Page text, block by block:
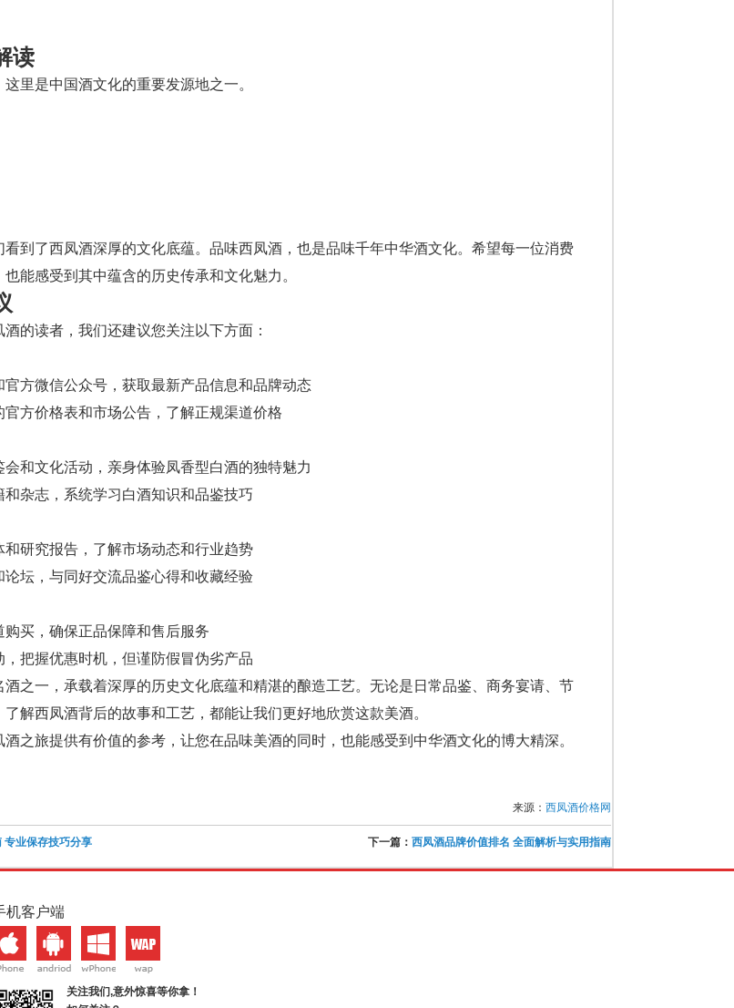
读
里是中国酒文化的重要发源地之一。
到了西凤酒深厚的文化底蕴。品味西凤酒，也是品味千年中华酒文化。希望每一位消费
能感受到其中蕴含的历史传承和文化魅力。
的读者，我们还建议您关注以下方面：
官方微信公众号，获取最新产品信息和品牌动态
方价格表和市场公告，了解正规渠道价格
和文化活动，亲身体验凤香型白酒的独特魅力
杂志，系统学习白酒知识和品鉴技巧
和研究报告，了解市场动态和行业趋势
坛，与同好交流品鉴心得和收藏经验
买，确保正品保障和售后服务
把握优惠时机，但谨防假冒伪劣产品
之一，承载着深厚的历史文化底蕴和精湛的酿造工艺。无论是日常品鉴、商务宴请、节
解西凤酒背后的故事和工艺，都能让我们更好地欣赏这款美酒。
之旅提供有价值的参考，让您在品味美酒的同时，也能感受到中华酒文化的博大精深。
来源： 西凤酒价格网
专业保存技巧分享 下一篇： 西凤酒品牌价值排名 全面解析与实用指南
机客户端
关注我们,意外惊喜等你拿！